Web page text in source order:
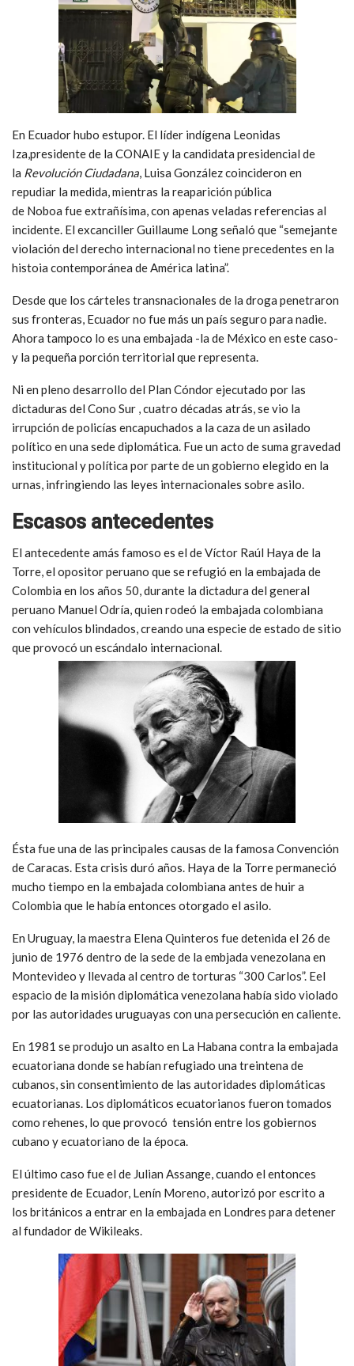
En Ecuador hubo estupor. El líder indígena Leonidas
Iza,presidente de la CONAIE y la candidata presidencial de
la Revolución Ciudadana, Luisa González coincideron en
repudiar la medida, mientras la reaparición pública
de Noboa fue extrañísima, con apenas veladas referencias al
incidente. El excanciller Guillaume Long señaló que “semejante
violación del derecho internacional no tiene precedentes en la
histoia contemporánea de América latina”.
Desde que los cárteles transnacionales de la droga penetraron
sus fronteras, Ecuador no fue más un país seguro para nadie.
Ahora tampoco lo es una embajada -la de México en este caso-
y la pequeña porción territorial que representa.
Ni en pleno desarrollo del Plan Cóndor ejecutado por las
dictaduras del Cono Sur , cuatro décadas atrás, se vio la
irrupción de policías encapuchados a la caza de un asilado
político en una sede diplomática. Fue un acto de suma gravedad
institucional y política por parte de un gobierno elegido en la
urnas, infringiendo las leyes internacionales sobre asilo.
Escasos antecedentes
El antecedente amás famoso es el de Víctor Raúl Haya de la
Torre, el opositor peruano que se refugió en la embajada de
Colombia en los años 50, durante la dictadura del general
peruano Manuel Odría, quien rodeó la embajada colombiana
con vehículos blindados, creando una especie de estado de sitio
que provocó un escándalo internacional.
Ésta fue una de las principales causas de la famosa Convención
de Caracas. Esta crisis duró años. Haya de la Torre permaneció
mucho tiempo en la embajada colombiana antes de huir a
Colombia que le había entonces otorgado el asilo.
En Uruguay, la maestra Elena Quinteros fue detenida el 26 de
junio de 1976 dentro de la sede de la embjada venezolana en
Montevideo y llevada al centro de torturas “300 Carlos”. Eel
espacio de la misión diplomática venezolana había sido violado
por las autoridades uruguayas con una persecución en caliente.
En 1981 se produjo un asalto en La Habana contra la embajada
ecuatoriana donde se habían refugiado una treintena de
cubanos, sin consentimiento de las autoridades diplomáticas
ecuatorianas. Los diplomáticos ecuatorianos fueron tomados
como rehenes, lo que provocó tensión entre los gobiernos
cubano y ecuatoriano de la época.
El último caso fue el de Julian Assange, cuando el entonces
presidente de Ecuador, Lenín Moreno, autorizó por escrito a
los británicos a entrar en la embajada en Londres para detener
al fundador de Wikileaks.